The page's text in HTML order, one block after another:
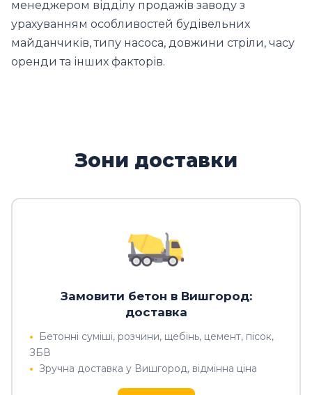
менеджером відділу продажів заводу з
урахуванням особливостей будівельних
майданчиків, типу насоса, довжини стріли, часу
оренди та інших факторів.
Зони доставки
Замовити бетон в Вишгород:
доставка
Бетонні суміші, розчини, щебінь, цемент, пісок,
ЗБВ
Зручна доставка у Вишгород, відмінна ціна